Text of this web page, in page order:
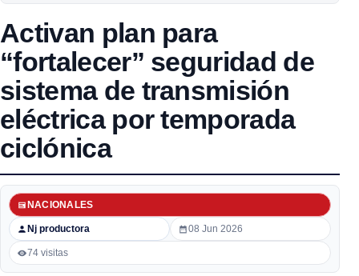
Activan plan para
“fortalecer” seguridad de
sistema de transmisión
eléctrica por temporada
ciclónica
Nj productora
NACIONALES
08 Jun 2026
74 visitas